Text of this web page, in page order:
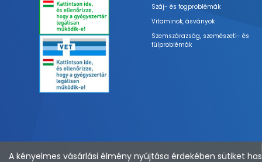
Száj- és fogproblémák
Vitaminok, ásványok
Szemszárazság, szemészeti- és
fülproblémák
A kényelmes vásárlási élmény nyújtása érdekében sütiket